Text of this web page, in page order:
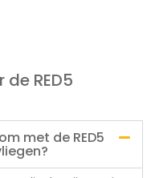
RED5
met de RED5